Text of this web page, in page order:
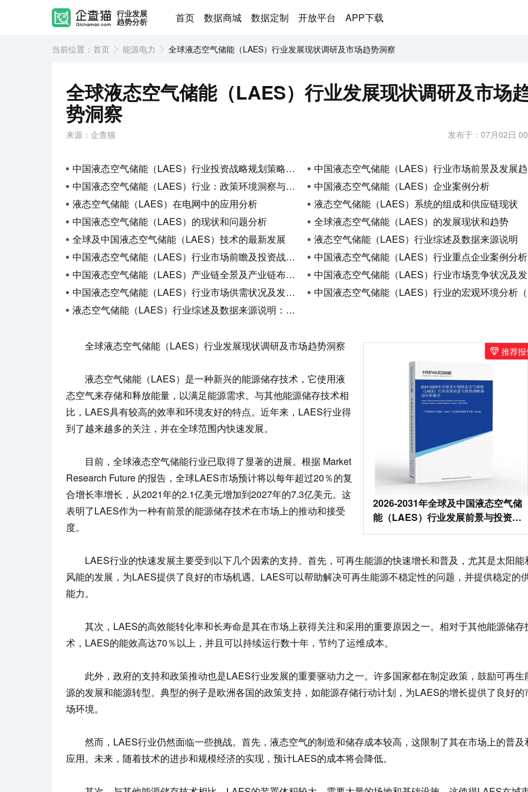
行业发展
趋势分析 首页 数据商城 数据定制 开放平台 APP下载
当前位置： 首页 能源电力 全球液态空气储能（LAES）行业发展现状调研及市场趋势洞察
全球液态空气储能（LAES）行业发展现状调研及市场
势洞察
来源：企查猫 发布于：07月02日
中国液态空气储能（LAES）行业投资战略规划策略及建议
中国液态空气储能（LAES）行业市场前景及发展趋势洞悉
中国液态空气储能（LAES）行业：政策环境洞察与发展潜力
中国液态空气储能（LAES）企业案例分析
液态空气储能（LAES）在电网中的应用分析
液态空气储能（LAES）系统的组成和供应链现状
中国液态空气储能（LAES）的现状和问题分析
全球液态空气储能（LAES）的发展现状和趋势
全球及中国液态空气储能（LAES）技术的最新发展
液态空气储能（LAES）行业综述及数据来源说明
中国液态空气储能（LAES）行业市场前瞻及投资战略规划策略建议
中国液态空气储能（LAES）行业重点企业案例分析
中国液态空气储能（LAES）产业链全景及产业链布局状况研究
中国液态空气储能（LAES）行业市场竞争状况及发展格局解读
中国液态空气储能（LAES）行业市场供需状况及发展痛点分析
中国液态空气储能（LAES）行业的宏观环境分析（PEST）
液态空气储能（LAES）行业综述及数据来源说明：冷凝空气储能的未来
推荐
2026-2031年全球及中国液态空气储
能（LAES）行业发展前景与投资战
略规划分析报告
全球液态空气储能（LAES）行业发展现状调研及市场趋势洞察
液态空气储能（LAES）是一种新兴的能源储存技术，它使用液
态空气来存储和释放能量，以满足能源需求。与其他能源储存技术相
比，LAES具有较高的效率和环境友好的特点。近年来，LAES行业得
到了越来越多的关注，并在全球范围内快速发展。
目前，全球液态空气储能行业已取得了显著的进展。根据 Market
Research Future 的报告，全球LAES市场预计将以每年超过20％的复
合增长率增长，从2021年的2.1亿美元增加到2027年的7.3亿美元。这
表明了LAES作为一种有前景的能源储存技术在市场上的推动和接受
度。
LAES行业的快速发展主要受到以下几个因素的支持。首先，可再生能源的快速增长和普及，尤其是太阳能
风能的发展，为LAES提供了良好的市场机遇。LAES可以帮助解决可再生能源不稳定性的问题，并提供稳定的
能力。
其次，LAES的高效能转化率和长寿命是其在市场上获得关注和采用的重要原因之一。相对于其他能源储存
术，LAES的能效高达70％以上，并且可以持续运行数十年，节约了运维成本。
此外，政府的支持和政策推动也是LAES行业发展的重要驱动力之一。许多国家都在制定政策，鼓励可再生
源的发展和能源转型。典型的例子是欧洲各国的政策支持，如能源存储行动计划，为LAES的增长提供了良好的
场环境。
然而，LAES行业仍然面临一些挑战。首先，液态空气的制造和储存成本较高，这限制了其在市场上的普及
应用。未来，随着技术的进步和规模经济的实现，预计LAES的成本将会降低。